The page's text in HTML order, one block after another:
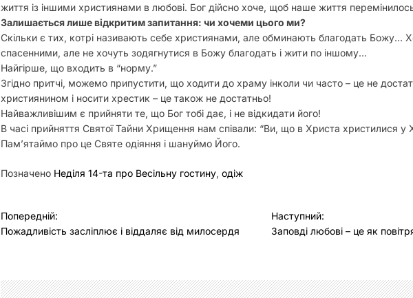
життя із іншими християнами в любові. Бог дійсно хоче, щоб наше життя
Залишається лише відкритим запитання: чи хочеми цього ми?
Скільки є тих, котрі називають себе християнами, але обминають благодать Божу…
спасенними, але не хочуть зодягнутися в Божу благодать і жити по іншому…
Найгірше, що входить в “норму.”
Згідно притчі, можемо припустити, що ходити до храму інколи чи часто – це не
християнином і носити хрестик – це також не достатньо!
Найважливішим є прийняти те, що Бог тобі дає, і не відкидати його!
В часі прийняття Святої Тайни Хрищення нам співали: “Ви, що в Христа христилися у
Пам’ятаймо про це Святе одіяння і шануймо Його.
Позначено Неділя 14-та про Весільну гостину, одіж
Н
і
Попередній:
Пожадливість засліплює і віддаляє від милосердя
Наступний:
Заповді любові – це як